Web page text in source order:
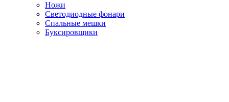
Ножи
Светодиодные фонари
Спальные мешки
Буксировщики